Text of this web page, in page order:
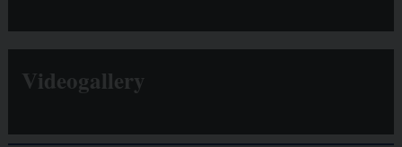
Videogallery